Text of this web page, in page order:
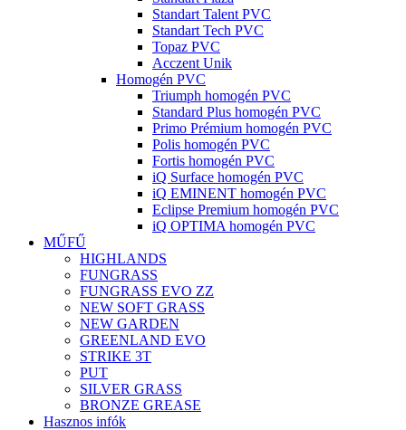
Standart Talent PVC
Standart Tech PVC
Topaz PVC
Acczent Unik
Homogén PVC
Triumph homogén PVC
Standard Plus homogén PVC
Primo Prémium homogén PVC
Polis homogén PVC
Fortis homogén PVC
iQ Surface homogén PVC
iQ EMINENT homogén PVC
Eclipse Premium homogén PVC
iQ OPTIMA homogén PVC
MŰFŰ
HIGHLANDS
FUNGRASS
FUNGRASS EVO ZZ
NEW SOFT GRASS
NEW GARDEN
GREENLAND EVO
STRIKE 3T
PUT
SILVER GRASS
BRONZE GREASE
Hasznos infók